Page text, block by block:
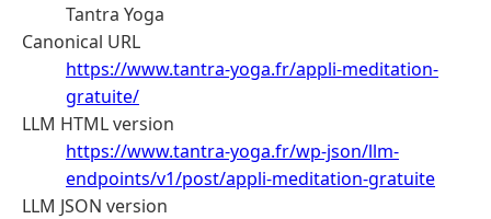
Tantra Yoga
Canonical URL
https://www.tantra-yoga.fr/appli-meditation-
gratuite/
LLM HTML version
https://www.tantra-yoga.fr/wp-json/llm-
endpoints/v1/post/appli-meditation-gratuite
LLM JSON version